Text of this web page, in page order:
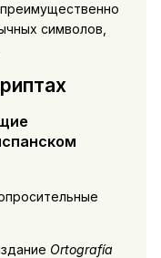
символов,
Ortografía